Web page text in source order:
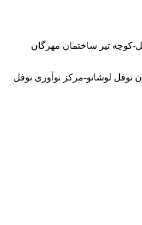
کوچه تیر ساختمان مهرگان
نوفل لوشاتو-مرکز نوآوری نوفل